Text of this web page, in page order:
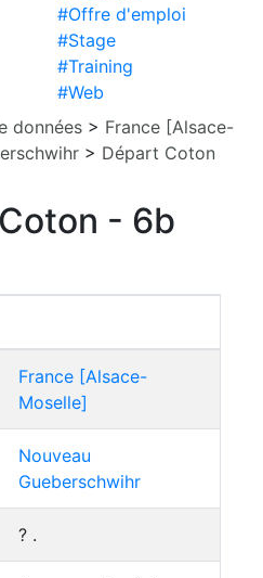
#Offre d'emploi
#Stage
#Training
#Web
données > France [Alsace-
> Départ Coton
- 6b
France [Alsace-
Moselle]
Nouveau
Gueberschwihr
? .